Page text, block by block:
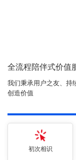
全流程陪伴式价值
我们秉承用户之友、持
创造价值
初次相识